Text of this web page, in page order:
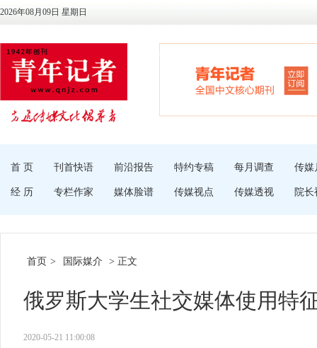
2026年08月09日 星期日
首 页 刊首快语 前沿报告 特约专稿 每月调查 传媒
经 历 专栏作家 媒体脸谱 传媒视点 传媒透视 院长
首页 > 国际媒介 > 正文
俄罗斯大学生社交媒体使用特
2020-05-21 11:00:08